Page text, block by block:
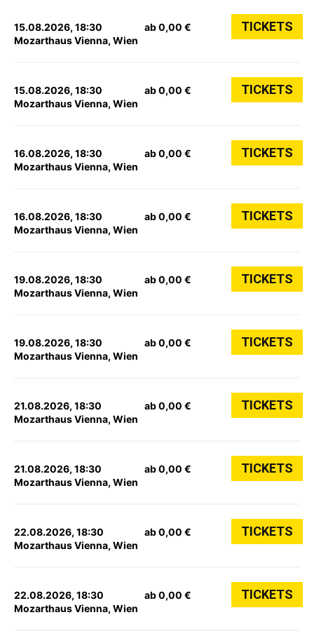
15.08.2026, 18:30
Mozarthaus Vienna, Wien
ab 0,00 € TICKETS
15.08.2026, 18:30
Mozarthaus Vienna, Wien
ab 0,00 € TICKETS
16.08.2026, 18:30
Mozarthaus Vienna, Wien
ab 0,00 € TICKETS
16.08.2026, 18:30
Mozarthaus Vienna, Wien
ab 0,00 € TICKETS
19.08.2026, 18:30
Mozarthaus Vienna, Wien
ab 0,00 € TICKETS
19.08.2026, 18:30
Mozarthaus Vienna, Wien
ab 0,00 € TICKETS
21.08.2026, 18:30
Mozarthaus Vienna, Wien
ab 0,00 € TICKETS
21.08.2026, 18:30
Mozarthaus Vienna, Wien
ab 0,00 € TICKETS
22.08.2026, 18:30
Mozarthaus Vienna, Wien
ab 0,00 € TICKETS
22.08.2026, 18:30
Mozarthaus Vienna, Wien
ab 0,00 € TICKETS